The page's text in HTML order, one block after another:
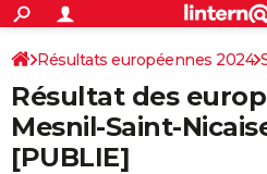
ACTUALITÉS
Politique
Société
Faits Divers
Education
Monde
Villes
+
SPORT
Coupe du monde 2026
Football
Tennis
Cyclisme
Rugby
Forum
Programme TV
TNT
Streaming
Cinéma
Sorties cinéma
Musique
+FINANCE
Résultats européennes 2024
Résultat des
Mesnil-Saint-
[PUBLIE]